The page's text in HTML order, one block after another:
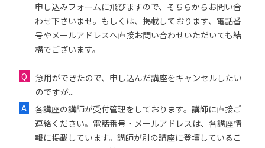
申し込みフォームに飛びますので、そちらからお問い合
わせ下さいませ。もしくは、掲載しております、電話番
号やメールアドレスへ直接お問い合わせいただいても結
構でございます。
急用ができたので、申し込んだ講座をキャンセルしたい
のですが...
各講座の講師が受付管理をしております。講師に直接ご
連絡ください。電話番号・メールアドレスは、各講座情
報に掲載しています。講師が別の講座に登壇しているこ